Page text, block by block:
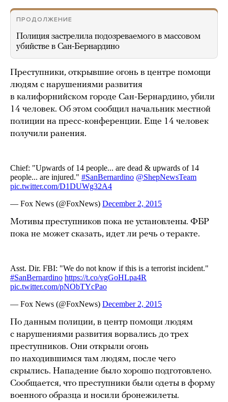
ПРОДОЛЖЕНИЕ
Полиция застрелила подозреваемого в массовом
убийстве в Сан-Бернардино
Преступники, открывшие огонь в центре помощи
людям с нарушениями развития
в калифорнийском городе Сан-Бернардино, убили
14 человек. Об этом сообщил начальник местной
полиции на пресс-конференции. Еще 14 человек
получили ранения.
Мотивы преступников пока не установлены. ФБР
пока не может сказать, идет ли речь о теракте.
По данным полиции, в центр помощи людям
с нарушениями развития ворвались до трех
преступников. Они открыли огонь
по находившимся там людям, после чего
скрылись. Нападение было хорошо подготовлено.
Сообщается, что преступники были одеты в форму
военного образца и носили бронежилеты.